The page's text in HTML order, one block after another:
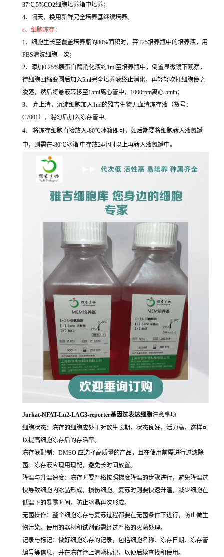
37℃,5%CO2细胞培养箱中培养；
4、隔天，换用新鲜完全培养基继续培养。
c、细胞冻存：
1、细胞生长至覆盖培养瓶的80%面积时，弃T25培养瓶中的培养液，用
PBS清洗细胞一次；
2、添加0.25%胰蛋白酶消化液约1ml至培养瓶中，倒置显微镜下观察，
待细胞回缩变圆后加入5ml完全培养液终止消化，再轻轻吹打细胞使之
脱落，然后将悬液转移至15ml离心管中，1000rpm离心 5min；
3、 弃上清，沉淀细胞加入1ml的雅吉生物无血清冻存液（货号：
C7001），混匀后加入冻存管中。
4、 将冻存细胞直接放入-80℃冰箱即可，如后期要将细胞转入液氮罐
中，则需在-80℃冰箱 中存放24小时以上再转入液氮罐中。
Jurkat-NFAT-Lu2-LAG3-reporter基因过表达细胞注意事项
细胞状态：冻存的细胞应处于对数生长期，状态良好，活力高，这样可
以提高细胞冻存后的存活率。
冻存液配制：DMSO 应选择高质量的产品，且在使用前需进行过滤除
菌。冻存液应现用现配，避免长时间放置。
降温与升温速度：冻存时要严格按照梯度降温的步骤进行，避免降温过
快导致细胞内冰晶形成，损伤细胞。复苏时则要快速升温，减少细胞在
低温下的暴露时间，防止冰晶再次形成。
无菌操作：整个细胞冻存与复苏过程都要在无菌条件下进行，防止微生
物污染。使用的器材和试剂都需经过严格的灭菌处理。
记录与标记：做好细胞冻存的记录，包括细胞名称、冻存日期、冻存管
编号等信息，并在冻存管上清晰标记，以便后续查找和使用。